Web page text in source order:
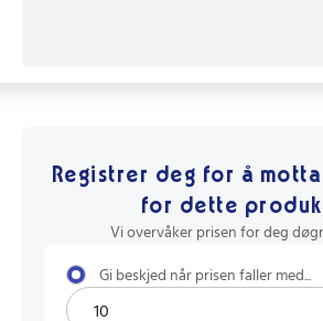
Registrer deg for å
for dette
Vi overvåker prisen for deg
Gi beskjed når prisen faller med...